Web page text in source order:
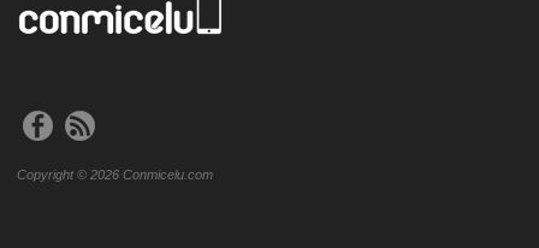
Copyright © 2026 Conmicelu.com